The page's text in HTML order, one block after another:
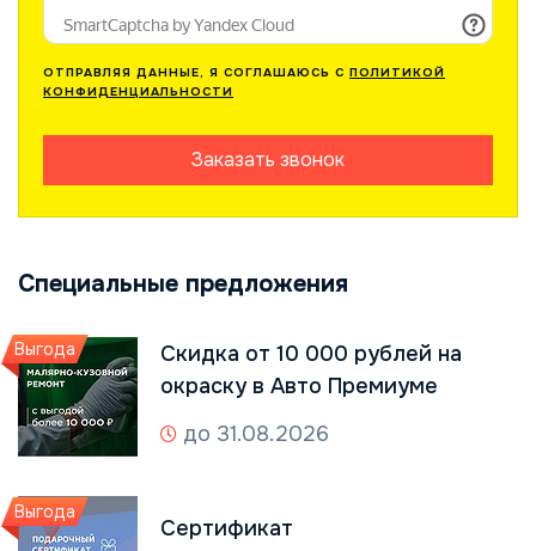
ОТПРАВЛЯЯ ДАННЫЕ, Я СОГЛАШАЮСЬ С ПОЛИТИКОЙ
КОНФИДЕНЦИАЛЬНОСТИ
Заказать звонок
Специальные предложения
Выгода
Скидка от 10 000 рублей на
окраску в Авто Премиуме
до 31.08.2026
Выгода
Сертификат